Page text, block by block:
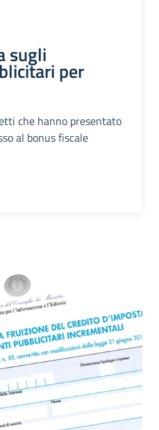
sugli
per
che hanno presentato
al bonus fiscale